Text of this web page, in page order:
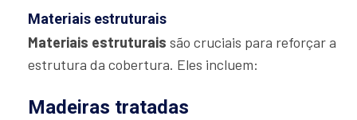
Materiais estruturais
Materiais estruturais são cruciais para reforçar a
estrutura da cobertura. Eles incluem:
Madeiras tratadas